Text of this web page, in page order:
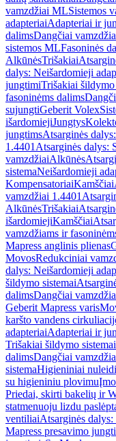
vamzdžiai MLSistemos
adapteriaiAdapteriai ir
dalimsDangčiai
sistemos MLFasoninės
AlkūnėsTrišakiai
dalys: Neišardomieji
jungtimiTrišakiai šildymo
fasoninėms dalims
sujungtiGeberit Volex
išardomiejiJungtys
jungtimsAtsarginės
1.4401 Atsarginės dalys:
vamzdžiaiAlkūnės
sistemaNeišardomieji
KompensatoriaiKamščiai
vamzdžiai 1.4401
AlkūnėsTrišakiai
išardomiejiKamščiai
vamzdžiams ir
Mapress anglinis plienas
MovosRedukciniai
dalys: Neišardomieji
šildymo sistemai
dalimsDangčiai
Geberit Mapress varis
karšto vandens
adapteriaiAdapteriai ir
Trišakiai šildymo sistemai
dalimsDangčiai
sistemaHigieniniai
su higieniniu plovimu
Priedai, skirti bakelių ir
statmenuoju lizdu
ventiliaiAtsarginės
Mapress presavimo